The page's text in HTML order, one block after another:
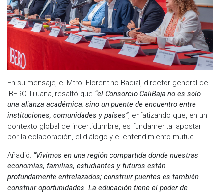
En su mensaje, el Mtro. Florentino Badial, director general de
IBERO Tijuana, resaltó que “el Consorcio CaliBaja no es solo
una alianza académica, sino un puente de encuentro entre
instituciones, comunidades y países”, enfatizando que, en un
contexto global de incertidumbre, es fundamental apostar
por la colaboración, el diálogo y el entendimiento mutuo.
Añadió: “Vivimos en una región compartida donde nuestras
economías, familias, estudiantes y futuros están
profundamente entrelazados; construir puentes es también
construir oportunidades. La educación tiene el poder de